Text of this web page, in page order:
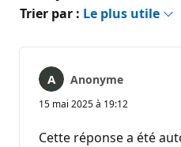
Trier par : Le plus utile
Anonyme
15 mai 2025 à 19:12
Cette réponse a été